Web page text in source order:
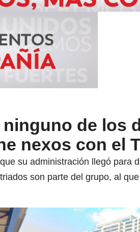
ninguno de los
nexos con el
su administración llegó para
son parte del grupo, al